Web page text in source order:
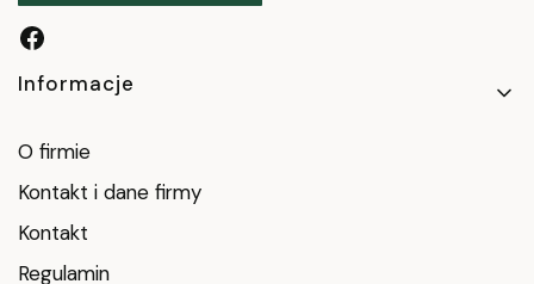
Linki w stopce
Informacje
O firmie
Kontakt i dane firmy
Kontakt
Regulamin